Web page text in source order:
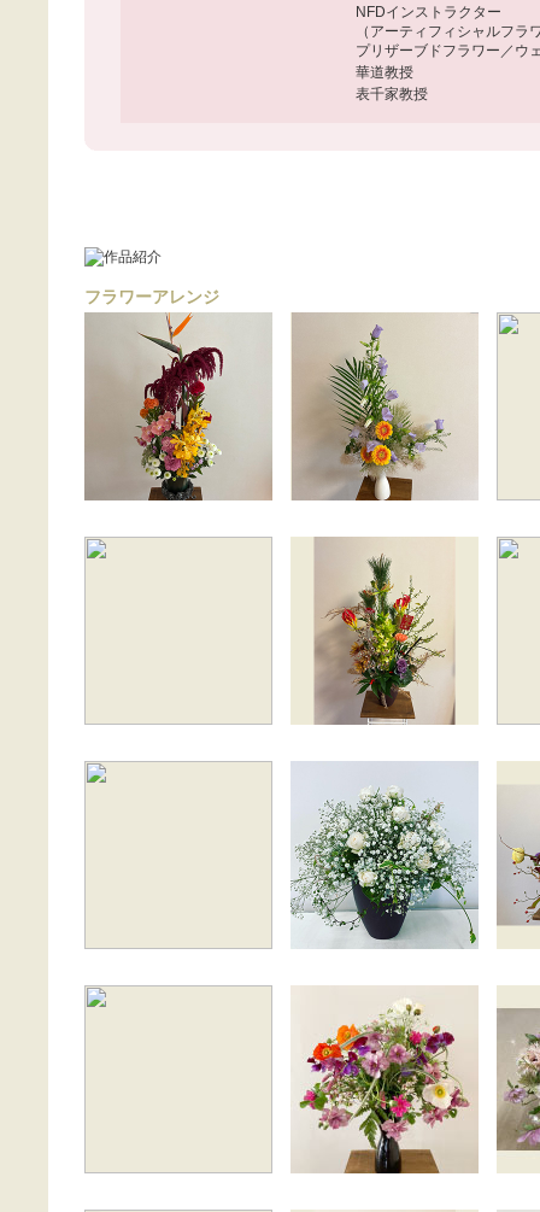
NFDインストラクター
（アーティフィシャルフラ
プリザーブドフラワー／ウ
華道教授
表千家教授
フラワーアレンジ